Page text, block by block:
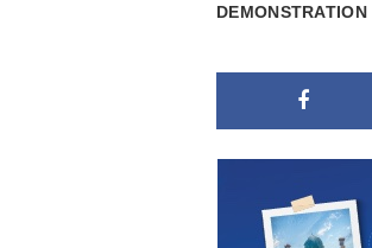
DEMONSTRATION